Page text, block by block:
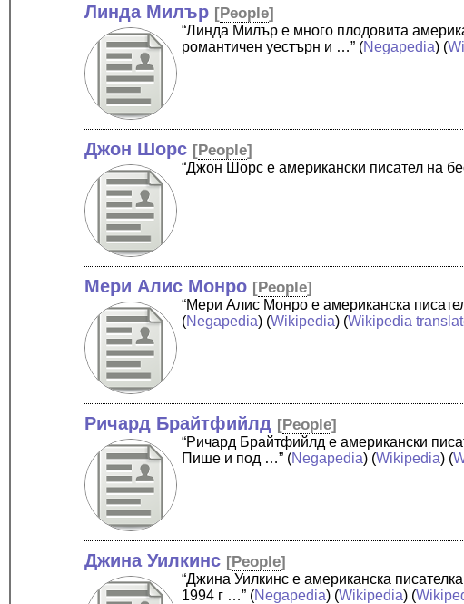
Линда Милър [People]
“Линда Милър е много плодовита
романтичен уестърн и …” (Negapedia) (
Джон Шорс [People]
“Джон Шорс е американски писател на
Мери Алис Монро [People]
“Мери Алис Монро е американска
(Negapedia) (Wikipedia) (Wikipedia
Ричард Брайтфийлд [People]
“Ричард Брайтфийлд е американски
Пише и под …” (Negapedia) (Wikipedia) (
Джина Уилкинс [People]
“Джина Уилкинс е американска
1994 г …” (Negapedia) (Wikipedia) (